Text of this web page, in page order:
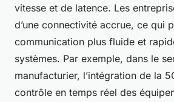
vitesse et de latence. Les
d’une connectivité accrue, ce qui
communication plus fluide et
systèmes. Par exemple, dans le
manufacturier, l’intégration de la
contrôle en temps réel des